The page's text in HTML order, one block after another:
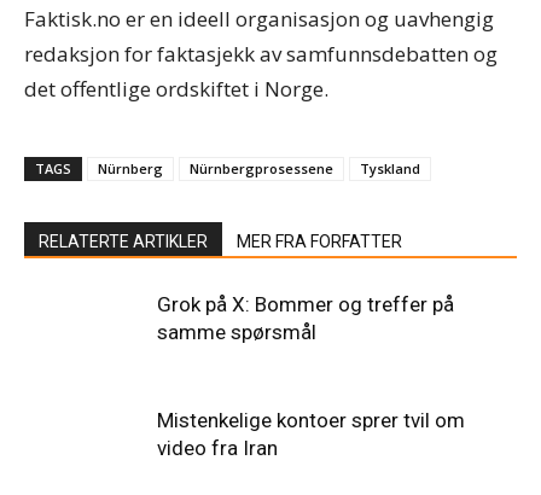
Faktisk.no er en ideell organisasjon og uavhengig
redaksjon for faktasjekk av samfunnsdebatten og
det offentlige ordskiftet i Norge.
TAGS Nürnberg Nürnbergprosessene Tyskland
RELATERTE ARTIKLER MER FRA FORFATTER
Grok på X: Bommer og treffer på
samme spørsmål
Mistenkelige kontoer sprer tvil om
video fra Iran